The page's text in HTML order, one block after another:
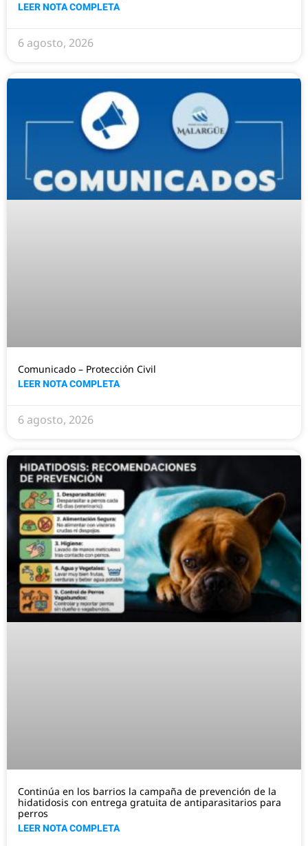
LEER NOTA COMPLETA
6 agosto, 2026
Comunicado – Protección Civil
LEER NOTA COMPLETA
6 agosto, 2026
Continúa en los barrios la campaña de prevención de la
hidatidosis con entrega gratuita de antiparasitarios para
perros
LEER NOTA COMPLETA